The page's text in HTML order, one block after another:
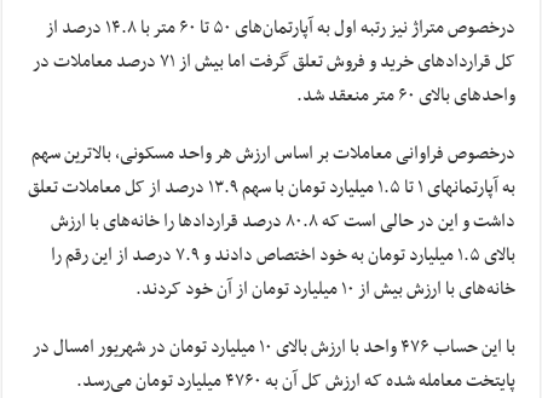
درخصوص متراژ نیز رتبه اول به آپارتمان‌های ۵۰ تا ۶۰ متر با ۱۴.۸ درصد از
کل قراردادهای خرید و فروش تعلق گرفت اما بیش از ۷۱ درصد معاملات در
واحدهای بالای ۶۰ متر منعقد شد.
درخصوص فراوانی معاملات بر اساس ارزش هر واحد مسکونی، بالاترین سهم
به آپارتمانهای ۱ تا ۱.۵ میلیارد تومان با سهم ۱۳.۹ درصد از کل معاملات تعلق
داشت و این در حالی است که ۸۰.۸ درصد قراردادها را خانه‌های با ارزش
بالای ۱.۵ میلیارد تومان به خود اختصاص دادند و ۷.۹ درصد از این رقم را
خانه‌های با ارزش بیش از ۱۰ میلیارد تومان از آن خود کردند.
با این حساب ۴۷۶ واحد با ارزش بالای ۱۰ میلیارد تومان در شهریور امسال در
پایتخت معامله شده که ارزش کل آن به ۴۷۶۰ میلیارد تومان می‌رسد.